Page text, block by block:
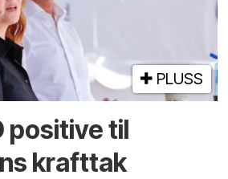
PLUSS
positive til
krafttak